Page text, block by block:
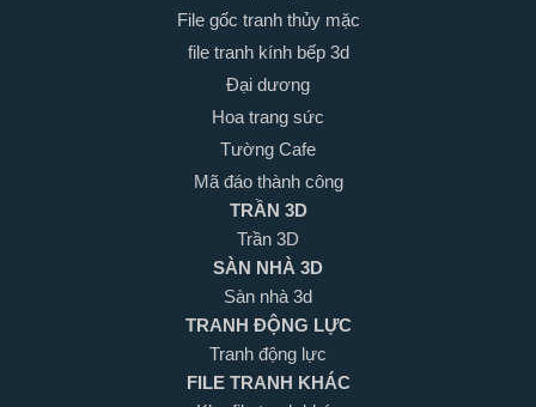
File gốc tranh thủy mặc
file tranh kính bếp 3d
Đại dương
Hoa trang sức
Tường Cafe
Mã đáo thành công
TRẦN 3D
Trần 3D
SÀN NHÀ 3D
Sàn nhà 3d
TRANH ĐỘNG LỰC
Tranh động lực
FILE TRANH KHÁC